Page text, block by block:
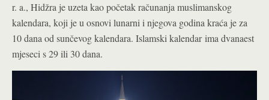
r. a., Hidžra je uzeta kao početak računanja muslimanskog
kalendara, koji je u osnovi lunarni i njegova godina kraća je za
10 dana od sunčevog kalendara. Islamski kalendar ima dvanaest
mjeseci s 29 ili 30 dana.